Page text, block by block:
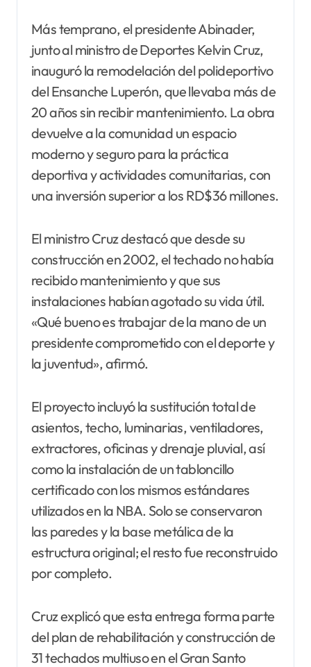
Más temprano, el presidente Abinader,
junto al ministro de Deportes Kelvin Cruz,
inauguró la remodelación del polideportivo
del Ensanche Luperón, que llevaba más de
20 años sin recibir mantenimiento. La obra
devuelve a la comunidad un espacio
moderno y seguro para la práctica
deportiva y actividades comunitarias, con
una inversión superior a los RD$36 millones.
El ministro Cruz destacó que desde su
construcción en 2002, el techado no había
recibido mantenimiento y que sus
instalaciones habían agotado su vida útil.
«Qué bueno es trabajar de la mano de un
presidente comprometido con el deporte y
la juventud», afirmó.
El proyecto incluyó la sustitución total de
asientos, techo, luminarias, ventiladores,
extractores, oficinas y drenaje pluvial, así
como la instalación de un tabloncillo
certificado con los mismos estándares
utilizados en la NBA. Solo se conservaron
las paredes y la base metálica de la
estructura original; el resto fue reconstruido
por completo.
Cruz explicó que esta entrega forma parte
del plan de rehabilitación y construcción de
31 techados multiuso en el Gran Santo